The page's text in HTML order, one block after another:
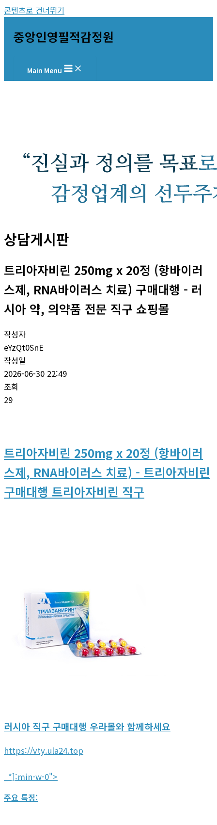
콘텐츠로 건너뛰기
중앙인영필적감정원
Main Menu
상담게시판
트리아자비린 250mg x 20정 (항바이러
스제, RNA바이러스 치료) 구매대행 - 러
시아 약, 의약품 전문 직구 쇼핑몰
작성자
eYzQt0SnE
작성일
2026-06-30 22:49
조회
29
트리아자비린 250mg x 20정 (항바이러
스제, RNA바이러스 치료) - 트리아자비린
구매대행 트리아자비린 직구
러시아 직구 구매대행 우라몰와 함께하세요
https://vty.ula24.top
_*]:min-w-0">
주요 특징: